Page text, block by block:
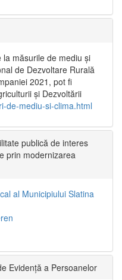
măsurile de mediu și
de Dezvoltare Rurală
2021, pot fi
și Dezvoltării
de-mediu-si-clima.html
publică de interes
prin modernizarea
al Municipiului Slatina
Evidență a Persoanelor